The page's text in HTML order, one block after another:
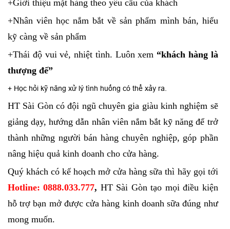
+Giới thiệu mặt hàng theo yêu cầu của khách
+Nhân viên học nắm bắt về sản phẩm mình bán, hiểu
kỹ càng về sản phẩm
+Thái độ vui vẻ, nhiệt tình. Luôn xem “khách hàng là
thượng đế”
+ Học hỏi kỹ năng xử lý tình huống có thể xảy ra.
HT Sài Gòn có đội ngũ chuyên gia giàu kinh nghiệm sẽ
giảng dạy, hướng dẫn nhân viên nắm bắt kỹ năng để trở
thành những người bán hàng chuyên nghiệp, góp phần
nâng hiệu quả kinh doanh cho cửa hàng.
Quý khách có kế hoạch mở cửa hàng sữa thì hãy gọi tới
Hotline: 0888.033.777, HT Sài Gòn tạo mọi điều kiện
hỗ trợ bạn mở được cửa hàng kinh doanh sữa đúng như
mong muốn.